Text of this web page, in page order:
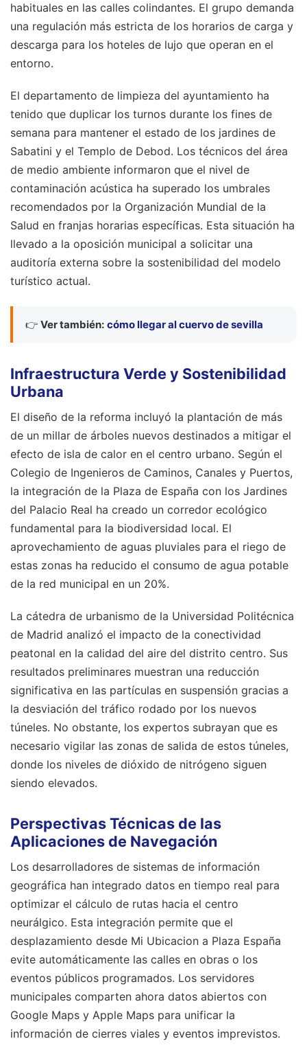
habituales en las calles colindantes. El grupo demanda
una regulación más estricta de los horarios de carga y
descarga para los hoteles de lujo que operan en el
entorno.
El departamento de limpieza del ayuntamiento ha
tenido que duplicar los turnos durante los fines de
semana para mantener el estado de los jardines de
Sabatini y el Templo de Debod. Los técnicos del área
de medio ambiente informaron que el nivel de
contaminación acústica ha superado los umbrales
recomendados por la Organización Mundial de la
Salud en franjas horarias específicas. Esta situación ha
llevado a la oposición municipal a solicitar una
auditoría externa sobre la sostenibilidad del modelo
turístico actual.
👉 Ver también: cómo llegar al cuervo de sevilla
Infraestructura Verde y Sostenibilidad
Urbana
El diseño de la reforma incluyó la plantación de más
de un millar de árboles nuevos destinados a mitigar el
efecto de isla de calor en el centro urbano. Según el
Colegio de Ingenieros de Caminos, Canales y Puertos,
la integración de la Plaza de España con los Jardines
del Palacio Real ha creado un corredor ecológico
fundamental para la biodiversidad local. El
aprovechamiento de aguas pluviales para el riego de
estas zonas ha reducido el consumo de agua potable
de la red municipal en un 20%.
La cátedra de urbanismo de la Universidad Politécnica
de Madrid analizó el impacto de la conectividad
peatonal en la calidad del aire del distrito centro. Sus
resultados preliminares muestran una reducción
significativa en las partículas en suspensión gracias a
la desviación del tráfico rodado por los nuevos
túneles. No obstante, los expertos subrayan que es
necesario vigilar las zonas de salida de estos túneles,
donde los niveles de dióxido de nitrógeno siguen
siendo elevados.
Perspectivas Técnicas de las
Aplicaciones de Navegación
Los desarrolladores de sistemas de información
geográfica han integrado datos en tiempo real para
optimizar el cálculo de rutas hacia el centro
neurálgico. Esta integración permite que el
desplazamiento desde Mi Ubicacion a Plaza España
evite automáticamente las calles en obras o los
eventos públicos programados. Los servidores
municipales comparten ahora datos abiertos con
Google Maps y Apple Maps para unificar la
información de cierres viales y eventos imprevistos.